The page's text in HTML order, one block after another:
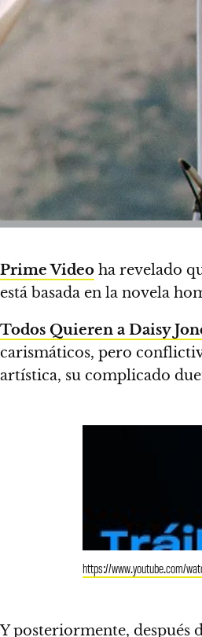
Prime Video ha revelado
está basada en la novela
Todos Quieren a Daisy
carismáticos, pero
artística, su complicado
https://www.youtube.com/
Y posteriormente, después